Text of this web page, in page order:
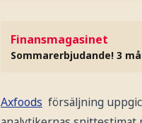
Finansmagasinet
Sommarerbjudande! 3
Axfoods försäljning